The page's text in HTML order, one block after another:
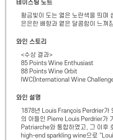
테이스팅 노트
황금빛이 도는 엷은 노란색을 띄며
은은한 배향과 옅은 달콤함이 느껴짐
와인 스토리
<수상 결과>
85 Points Wine Enthusiast
88 Points Wine Orbit
IWC(International Wine
와인 설명
1878년 Louis François Perdrier가
의 아들인 Pierre Louis Perdrier가
Patriarche와 통합하였고, 그 이후
high-end sparkling wine으로